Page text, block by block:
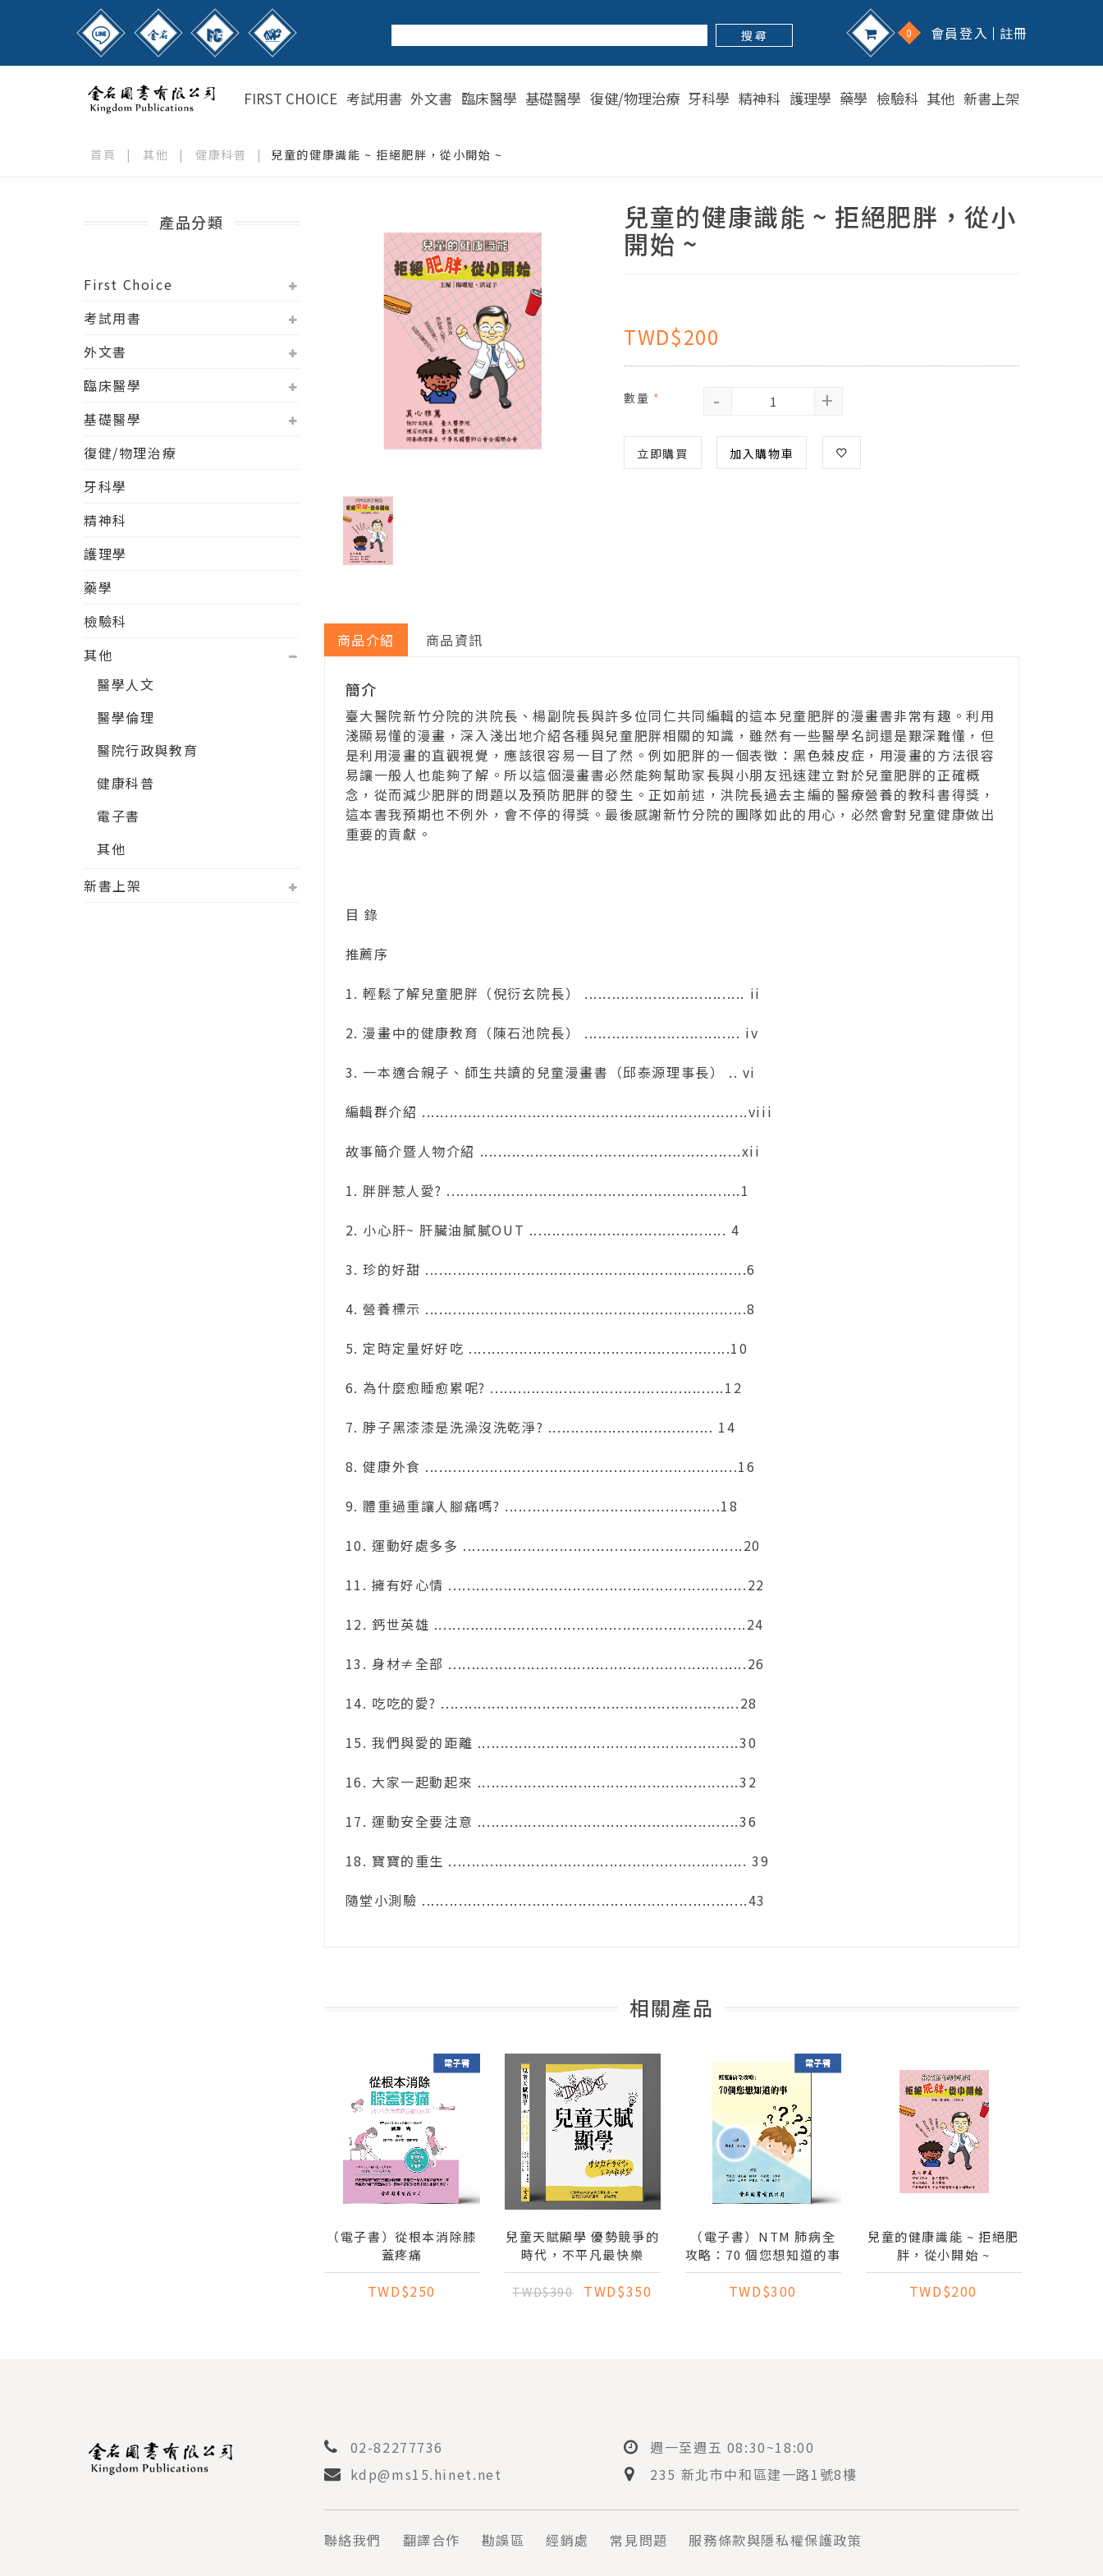
搜 尋 0 會員登入 註冊
FIRST CHOICE 考試用書 外文書 臨床醫學 基礎醫學 復健/物理治療 牙科學 精神科 護理學 藥學 檢驗科 其他 新書上架
首頁 | 其他 | 健康科普 | 兒童的健康識能 ~ 拒絕肥胖，從小開始 ~
產品分類
First Choice
考試用書
外文書
臨床醫學
基礎醫學
復健/物理治療
牙科學
精神科
護理學
藥學
檢驗科
其他
醫學人文
醫學倫理
醫院行政與教育
健康科普
電子書
其他
新書上架
兒童的健康識能 ~ 拒絕肥胖，從小
開始 ~
TWD$200
數量 * - +
立即購買 加入購物車
商品介紹 商品資訊
簡介
臺大醫院新竹分院的洪院長、楊副院長與許多位同仁共同編輯的這本兒童肥胖的漫畫書非常有趣。利用
淺顯易懂的漫畫，深入淺出地介紹各種與兒童肥胖相關的知識，雖然有一些醫學名詞還是艱深難懂，但
是利用漫畫的直觀視覺，應該很容易一目了然。例如肥胖的一個表徵：黑色棘皮症，用漫畫的方法很容
易讓一般人也能夠了解。所以這個漫畫書必然能夠幫助家長與小朋友迅速建立對於兒童肥胖的正確概
念，從而減少肥胖的問題以及預防肥胖的發生。正如前述，洪院長過去主編的醫療營養的教科書得獎，
這本書我預期也不例外，會不停的得獎。最後感謝新竹分院的團隊如此的用心，必然會對兒童健康做出
重要的貢獻。
目 錄
推薦序
1. 輕鬆了解兒童肥胖（倪衍玄院長） ................................... ii
2. 漫畫中的健康教育（陳石池院長） .................................. iv
3. 一本適合親子、師生共讀的兒童漫畫書（邱泰源理事長） .. vi
編輯群介紹 .......................................................................viii
故事簡介暨人物介紹 .........................................................xii
1. 胖胖惹人愛? ................................................................1
2. 小心肝~ 肝臟油膩膩OUT ........................................... 4
3. 珍的好甜 ......................................................................6
4. 營養標示 ......................................................................8
5. 定時定量好好吃 .........................................................10
6. 為什麼愈睡愈累呢? ...................................................12
7. 脖子黑漆漆是洗澡沒洗乾淨? .................................... 14
8. 健康外食 ....................................................................16
9. 體重過重讓人腳痛嗎? ...............................................18
10. 運動好處多多 .............................................................20
11. 擁有好心情 .................................................................22
12. 鈣世英雄 ....................................................................24
13. 身材≠全部 .................................................................26
14. 吃吃的愛? .................................................................28
15. 我們與愛的距離 .........................................................30
16. 大家一起動起來 .........................................................32
17. 運動安全要注意 .........................................................36
18. 寶寶的重生 ................................................................. 39
隨堂小測驗 .......................................................................43
相關產品
（電子書）從根本消除膝
蓋疼痛
TWD$250
兒童天賦顯學 優勢競爭的
時代，不平凡最快樂
TWD$390 TWD$350
（電子書）NTM 肺病全
攻略：70 個您想知道的事
TWD$300
兒童的健康識能 ~ 拒絕肥
胖，從小開始 ~
TWD$200
02-82277736
kdp@ms15.hinet.net
週一至週五 08:30~18:00
235 新北市中和區建一路1號8樓
聯絡我們 翻譯合作 勘誤區 經銷處 常見問題 服務條款與隱私權保護政策